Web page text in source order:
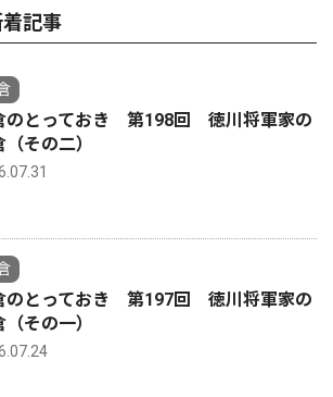
記事
のとっておき 第198回 徳川将軍家の
その二）
のとっておき 第197回 徳川将軍家の
その一）